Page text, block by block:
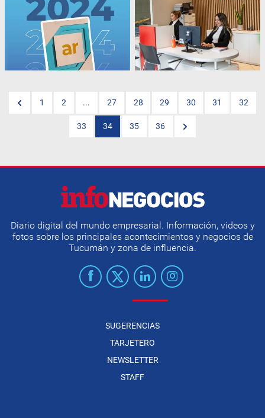
1 2 ... 27 28 29 30 31 32
33 34 35 36
Diario digital del mundo empresarial. Información, videos y
fotos sobre los principales acontecimientos y negocios de
Tucumán y zona de influencia.
SUGERENCIAS
TARJETERO
NEWSLETTER
STAFF